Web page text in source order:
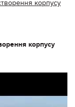
корпусу